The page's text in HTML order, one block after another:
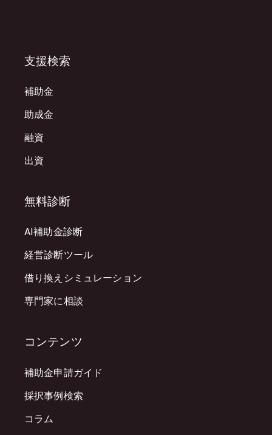
支援検索
補助金
助成金
融資
出資
無料診断
AI補助金診断
経営診断ツール
借り換えシミュレーション
専門家に相談
コンテンツ
補助金申請ガイド
採択事例検索
コラム